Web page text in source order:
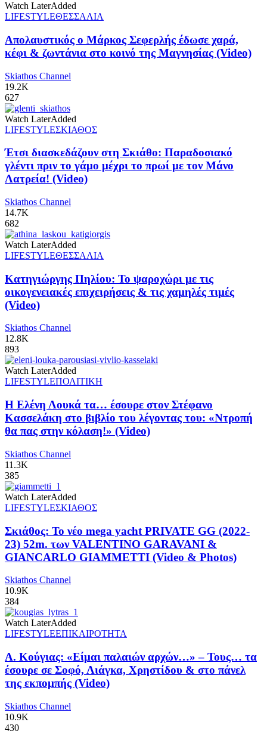
Watch LaterAdded
LIFESTYLEΘΕΣΣΑΛΙΑ
Απολαυστικός ο Μάρκος Σεφερλής έδωσε χαρά,
κέφι & ζωντάνια στο κοινό της Μαγνησίας (Video)
Skiathos Channel
19.2K
627
Watch LaterAdded
LIFESTYLEΣΚΙΑΘΟΣ
Έτσι διασκεδάζουν στη Σκιάθο: Παραδοσιακό
γλέντι πριν το γάμο μέχρι το πρωί με τον Μάνο
Λατρεία! (Video)
Skiathos Channel
14.7K
682
Watch LaterAdded
LIFESTYLEΘΕΣΣΑΛΙΑ
Κατηγιώργης Πηλίου: Το ψαροχώρι με τις
οικογενειακές επιχειρήσεις & τις χαμηλές τιμές
(Video)
Skiathos Channel
12.8K
893
Watch LaterAdded
LIFESTYLEΠΟΛΙΤΙΚΗ
Η Ελένη Λουκά τα… έσουρε στον Στέφανο
Κασσελάκη στο βιβλίο του λέγοντας του: «Ντροπή
θα πας στην κόλαση!» (Video)
Skiathos Channel
11.3K
385
Watch LaterAdded
LIFESTYLEΣΚΙΑΘΟΣ
Σκιάθος: Το νέο mega yacht PRIVATE GG (2022-
23) 52m. των VALENTINO GARAVANI &
GIANCARLO GIAMMETTI (Video & Photos)
Skiathos Channel
10.9K
384
Watch LaterAdded
LIFESTYLEΕΠΙΚΑΙΡΟΤΗΤΑ
Α. Κούγιας: «Είμαι παλαιών αρχών…» – Τους… τα
έσουρε σε Σοφό, Λιάγκα, Χρηστίδου & στο πάνελ
της εκπομπής (Video)
Skiathos Channel
10.9K
430